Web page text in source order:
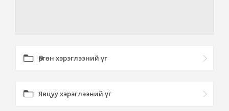
Өргөн хэрэглээний үг
Явцуу хэрэглээний үг